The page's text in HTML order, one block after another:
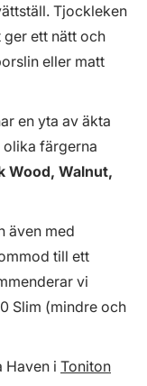
Tjockleken
ger ett nätt och
eller matt
en yta av äkta
olika färgerna
Wood, Walnut,
även med
till ett
vi
Slim (mindre och
Haven i Toniton